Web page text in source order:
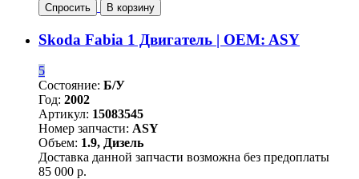
Спросить В корзину
Skoda Fabia 1 Двигатель | OEM: ASY
5
Состояние: Б/У
Год: 2002
Артикул: 15083545
Номер запчасти: ASY
Объем: 1.9, Дизель
Доставка данной запчасти возможна без предоплаты
85 000 р.